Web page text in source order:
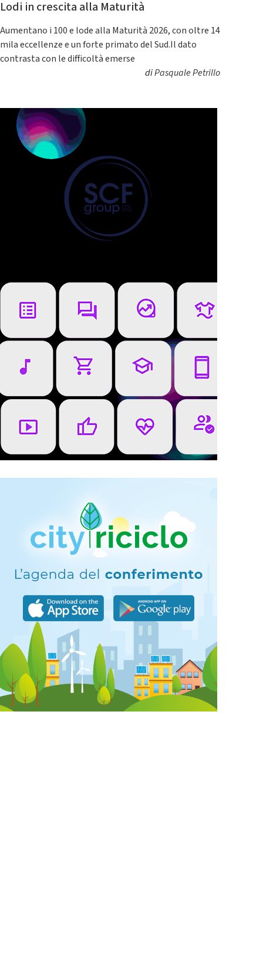
Lodi in crescita alla Maturità
Aumentano i 100 e lode alla Maturità 2026, con oltre 14
mila eccellenze e un forte primato del Sud.Il dato
contrasta con le difficoltà emerse
diPasquale Petrillo